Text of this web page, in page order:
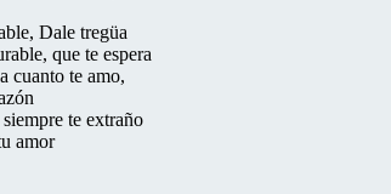
Dale tregüa
que te espera
cuanto te amo,
te extraño
amor